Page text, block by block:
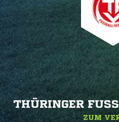
THÜRINGER
ZUM